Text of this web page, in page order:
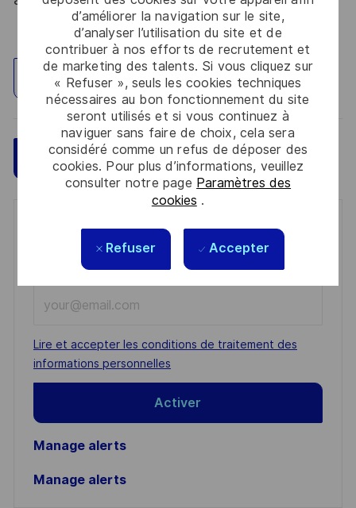
d’améliorer la navigation sur le site,
d’analyser l’utilisation du site et de
contribuer à nos efforts de recrutement et
de marketing des talents. Si vous cliquez sur
« Refuser », seuls les cookies techniques
nécessaires au bon fonctionnement du site
seront utilisés et si vous continuez à
naviguer sans faire de choix, cela sera
considéré comme un refus de déposer des
cookies. Pour plus d’informations, veuillez
consulter notre page Paramètres des
cookies .
Refuser Accepter
Explorez un site
Postulez maintenant Sauvegarder
Get notified for similar jobs
You'll receive updates once a week
Email
address
(Required)
Required
Lire et accepter les conditions de traitement des
informations personnelles
Activer
Manage alerts
Manage alerts